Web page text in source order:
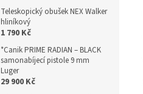
Teleskopický obušek NEX Walker
hliníkový
1 790 Kč
*Canik PRIME RADIAN – BLACK
samonabíjecí pistole 9 mm
Luger
29 900 Kč